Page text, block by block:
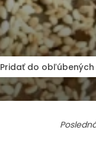
Pridať do obľúbených